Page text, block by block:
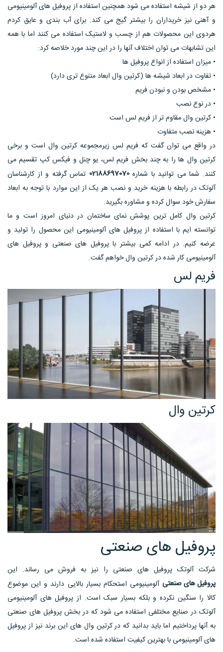
هر دو از شیشه استفاده می شود همچنین استفاده از پروفیل های آلومینیومی
و آهنی نیز خریداران را بیشتر گیج می کند. برای آب بندی و عایق کردم
هردوی این محصولات هم از چسب و لاستیک استفاده می کنند اما با همه
این تشابهات می توان اختلاف آنها را در این چند مورد خلاصه کرد:
• میزان استفاده از انواع پروفیل ها
• تفاوت در ابعاد شیشه ها (کرتین وال ابعاد متنوع تری دارد)
• مشخص بودن و نبودن فریم
• در نوع نصب
• کرتین وال مقاوم تر از فریم لس است
• هزینه نصب متفاوت
در واقع می توان گفت که فریم لس زیرمجموعه کرتین وال است و برخی
کرتین وال ها را به چند بخش فریم لس، یو چنل و فیکس کپ تقسیم می
کنند. شما می توانید با شماره02188697070 تماس گرفته و از کارشناسان
آلوتک در رابطه با هزینه خرید و نصب هر یک از این موارد با توجه به ابعاد
سفارش خود سوال کرده و مشاوره بگیرید.
کرتین وال کامل ترین پوشش نمای ساختمان در دنیای امروز است و ما
توانسته ایم با استفاده از پروفیل های آلومینیومی این محصول را تولید و
عرضه کنیم. در ادامه کمی بیشتر با پروفیل های صنعتی و پروفیل های
آلومینیومی کار شده در کرتین وال خواهم گفت.
فریم لس
کرتین وال
پروفیل های صنعتی
شرکت آلوتک پروفیل های صنعتی را نیز به فروش می رساند. این
پروفیل های صنعتی آلومینیومی استحکام بسیار بالایی دارند و این موضوع
کالا را سنگین نکرده و بلکه بسیار سبک است. از پروفیل های آلومینیومی
آلوتک در صنایع مختلفی استفاده می شود که در بخش پروفیل های صنعتی
به آنها پرداختیم اما باید بدانید که در کرتین وال های این برند نیز از پروفیل
های آلومینیومی با بهترین کیفیت استفاده شده است.